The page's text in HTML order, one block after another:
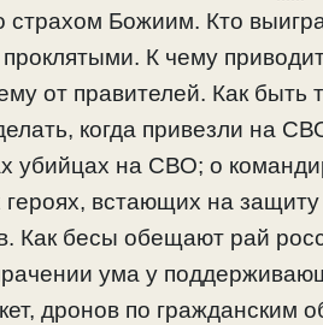
Божиим. Кто
К чему
от правителей. Как быть
когда привезли на
убийцах на СВО; о
встающих на защиту
Как бесы обещают рай
ума у
дронов по гражданским